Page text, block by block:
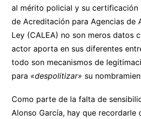
al mérito policial y su certificación
de Acreditación para Agencias de
Ley (CALEA) no son meros datos
actor aporta en sus diferentes
todo son mecanismos de
para «despolitizar» su
Como parte de la falta de
Alonso García, hay que recordarle